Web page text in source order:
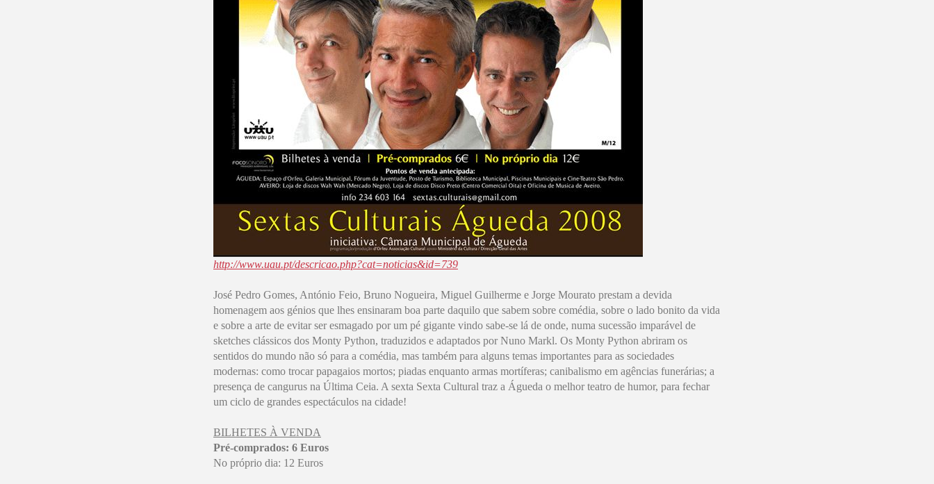
http://www.uau.pt/descricao.php?cat=noticias&id=739
José Pedro Gomes, António Feio, Bruno Nogueira, Miguel Guilherme e Jorge Mourato prestam a devida
homenagem aos génios que lhes ensinaram boa parte daquilo que sabem sobre comédia, sobre o lado bonito da vida
e sobre a arte de evitar ser esmagado por um pé gigante vindo sabe-se lá de onde, numa sucessão imparável de
sketches clássicos dos Monty Python, traduzidos e adaptados por Nuno Markl. Os Monty Python abriram os
sentidos do mundo não só para a comédia, mas também para alguns temas importantes para as sociedades
modernas: como trocar papagaios mortos; piadas enquanto armas mortíferas; canibalismo em agências funerárias; a
presença de cangurus na Última Ceia. A sexta Sexta Cultural traz a Águeda o melhor teatro de humor, para fechar
um ciclo de grandes espectáculos na cidade!
BILHETES À VENDA
Pré-comprados: 6 Euros
No próprio dia: 12 Euros